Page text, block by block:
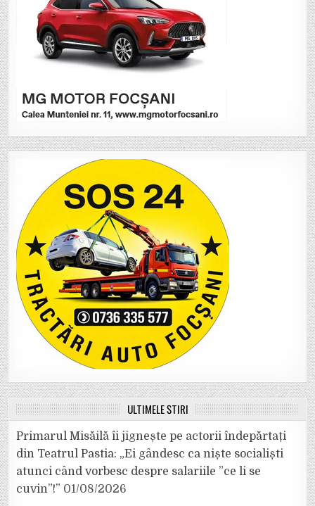
ULTIMELE ȘTIRI
Primarul Misăilă îi jignește pe actorii îndepărtați
din Teatrul Pastia: „Ei gândesc ca niște socialiști
atunci când vorbesc despre salariile ”ce li se
cuvin”!” 01/08/2026